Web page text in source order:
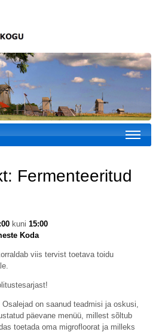
Fermenteeritud
kuni 15:00
Koda
viis tervist toetava toidu
on saanud teadmisi ja oskusi,
päevane menüü, millest sõltub
toetada oma migrofloorat ja milleks